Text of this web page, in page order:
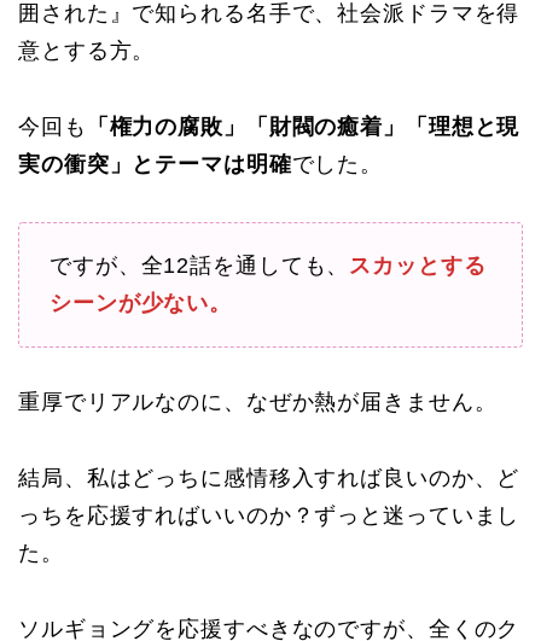
囲された』で知られる名手で、社会派ドラマを得
意とする方。
今回も
「権力の腐敗」「財閥の癒着」「理想と現
実の衝突」とテーマは明確でした。
ですが、全12話を通しても、 スカッとする
シーンが少ない。
重厚でリアルなのに、なぜか熱が届きません。
結局、私はどっちに感情移入すれば良いのか、ど
っちを応援すればいいのか？ずっと迷っていまし
た。
ソルギョングを応援すべきなのですが、全くのク